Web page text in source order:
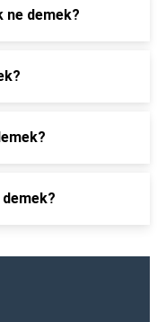
ne demek?